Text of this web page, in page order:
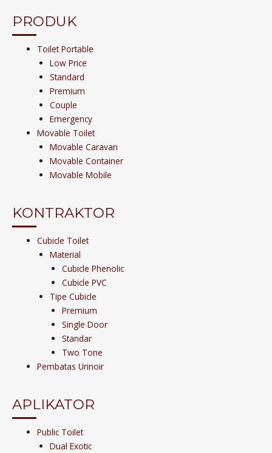
PRODUK
Toilet Portable
Low Price
Standard
Premium
Couple
Emergency
Movable Toilet
Movable Caravan
Movable Container
Movable Mobile
KONTRAKTOR
Cubicle Toilet
Material
Cubicle Phenolic
Cubicle PVC
Tipe Cubicle
Premium
Single Door
Standar
Two Tone
Pembatas Urinoir
APLIKATOR
Public Toilet
Dual Exotic